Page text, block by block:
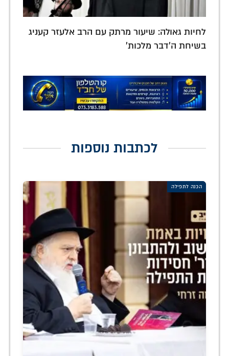
לחיות גאולה: שיעור מרתק עם הרב אלעזר קעניג
בשיחת ה'דבר מלכות'
לכתבות נוספות
הכנה לתפילה